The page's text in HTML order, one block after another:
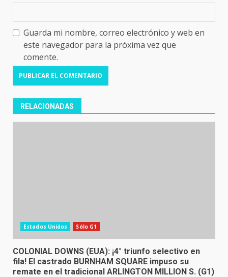
Guarda mi nombre, correo electrónico y web en
este navegador para la próxima vez que
comente.
RELACIONADAS
Estados Unidos Sólo G1
COLONIAL DOWNS (EUA): ¡4° triunfo selectivo en
fila! El castrado BURNHAM SQUARE impuso su
remate en el tradicional ARLINGTON MILLION S. (G1)